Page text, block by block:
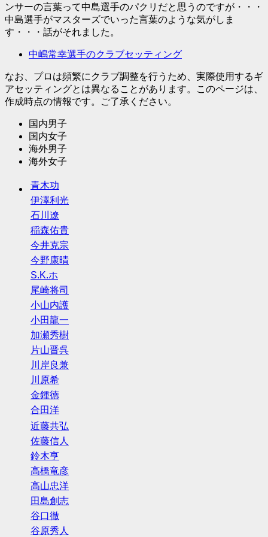
ンサーの言葉って中島選手のパクリだと思うのですが・・・
中島選手がマスターズでいった言葉のような気がしま
す・・・話がそれました。
中嶋常幸選手のクラブセッティング
なお、プロは頻繁にクラブ調整を行うため、実際使用するギ
アセッティングとは異なることがあります。このページは、
作成時点の情報です。ご了承ください。
国内男子
国内女子
海外男子
海外女子
青木功
伊澤利光
石川遼
稲森佑貴
今井克宗
今野康晴
S.K.ホ
尾崎将司
小山内護
小田龍一
加瀬秀樹
片山晋呉
川岸良兼
川原希
金鍾徳
合田洋
近藤共弘
佐藤信人
鈴木亨
高橋竜彦
高山忠洋
田島創志
谷口徹
谷原秀人